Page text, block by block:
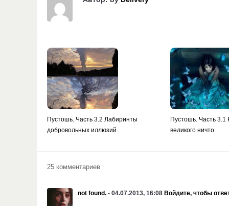
Пустошь. Часть 3.2 Лабиринты
добровольных иллюзий.
Пустошь. Часть 3.1
великого ничто
25 комментариев
not found. - 04.07.2013, 16:08 Войдите, чтобы